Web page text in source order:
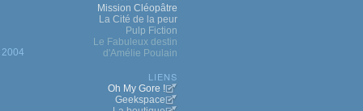
2004
Mission Cléopâtre
La Cité de la peur
Pulp Fiction
Le Fabuleux destin
d'Amélie Poulain
LIENS
Oh My Gore !
Geekspace